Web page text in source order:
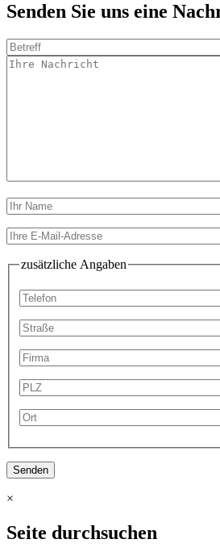
Senden Sie uns eine
zusätzliche Angaben
×
Seite durchsuchen